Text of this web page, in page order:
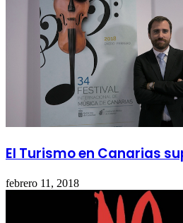
El Turismo en Canarias
febrero 11, 2018